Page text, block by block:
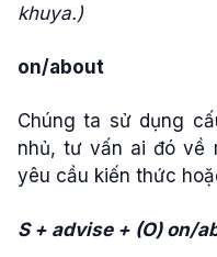
khuya.)
on/about
Chúng ta sử dụng
nhủ, tư vấn ai đó về
yêu cầu kiến thức
S + advise + (O) on/